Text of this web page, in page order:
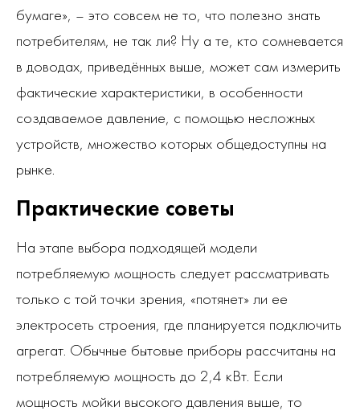
бумаге», – это совсем не то, что полезно знать
потребителям, не так ли? Ну а те, кто сомневается
в доводах, приведённых выше, может сам измерить
фактические характеристики, в особенности
создаваемое давление, с помощью несложных
устройств, множество которых общедоступны на
рынке.
Практические советы
На этапе выбора подходящей модели
потребляемую мощность следует рассматривать
только с той точки зрения, «потянет» ли ее
электросеть строения, где планируется подключить
агрегат. Обычные бытовые приборы рассчитаны на
потребляемую мощность до 2,4 кВт. Если
мощность мойки высокого давления выше, то